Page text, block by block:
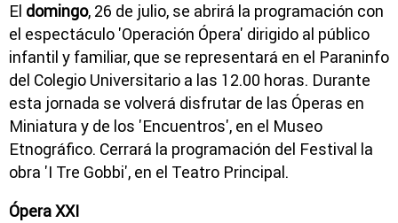
El domingo, 26 de julio, se abrirá la programación con
el espectáculo 'Operación Ópera' dirigido al público
infantil y familiar, que se representará en el Paraninfo
del Colegio Universitario a las 12.00 horas. Durante
esta jornada se volverá disfrutar de las Óperas en
Miniatura y de los 'Encuentros', en el Museo
Etnográfico. Cerrará la programación del Festival la
obra 'I Tre Gobbi', en el Teatro Principal.
Ópera XXI